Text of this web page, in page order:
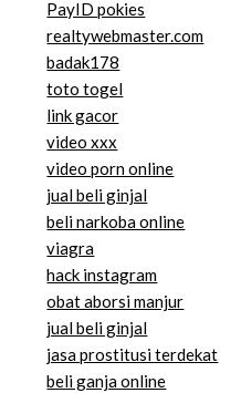
PayID pokies
realtywebmaster.com
badak178
toto togel
link gacor
video xxx
video porn online
jual beli ginjal
beli narkoba online
viagra
hack instagram
obat aborsi manjur
jual beli ginjal
jasa prostitusi terdekat
beli ganja online